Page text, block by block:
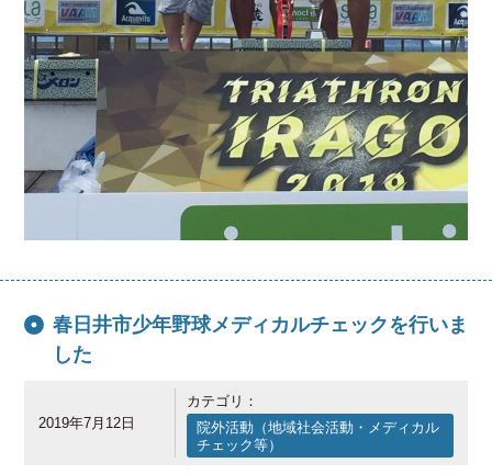
春日井市少年野球メディカルチェックを行いま
した
2019年7月12日
カテゴリ：
院外活動（地域社会活動・メディカル
チェック等）